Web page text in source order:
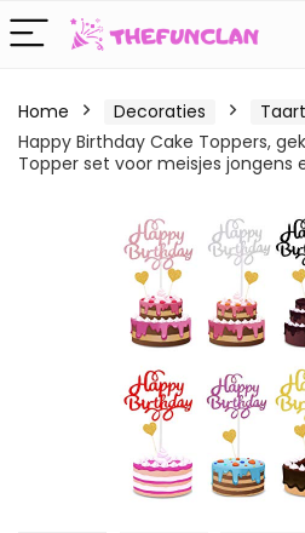
Home Decoraties
Happy Birthday Cake Toppers,
Topper set voor meisjes jongens